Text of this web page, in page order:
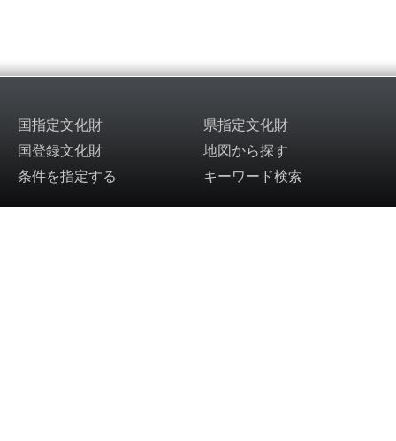
国指定文化財
県指定文化財
国登録文化財
地図から探す
条件を指定する
キーワード検索